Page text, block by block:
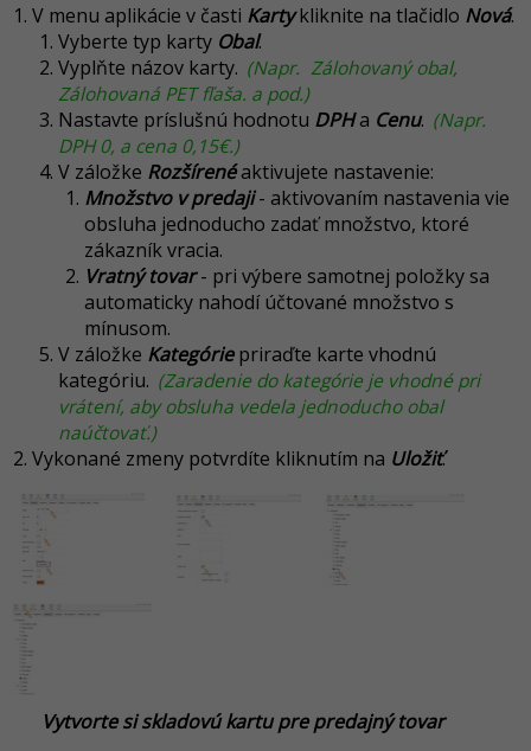
V menu aplikácie v časti Kartykliknite na tlačidlo Nová.
Vyberte typ karty Obal.
Vyplňte názov karty. (Napr. Zálohovaný obal,
Zálohovaná PET fľaša. a pod.)
Nastavte príslušnú hodnotu DPHa Cenu. (Napr.
DPH 0, a cena 0,15€.)
V záložke Rozšírenéaktivujete nastavenie:
Množstvo v predaji- aktivovaním nastavenia vie
obsluha jednoducho zadať množstvo, ktoré
zákazník vracia.
Vratný tovar- pri výbere samotnej položky sa
automaticky nahodí účtované množstvo s
mínusom.
V záložke Kategóriepriraďte karte vhodnú
kategóriu. (Zaradenie do kategórie je vhodné pri
vrátení, aby obsluha vedela jednoducho obal
naúčtovať.)
Vykonané zmeny potvrdíte kliknutím na Uložiť.
Vytvorte si skladovú kartu pre predajný tovar